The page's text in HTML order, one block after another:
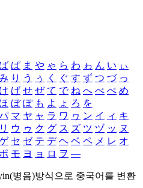
ば ぱ ま や ゃ ら わ ゎ ん い ぃ
り う ぅ く ぐ す ず つ づ っ
け げ せ ぜ て で ね へ べ ぺ め
ほ ぼ ぽ も よ ょ ろ を
マ ヤ ャ ラ ワ ヮ ン イ ィ キ
リ ウ ゥ ク グ ス ズ ツ ヅ ッ ヌ
セ ゼ テ デ ヘ ベ ペ メ レ オ
モ ヨ ョ ロ ヲ ―
병음)방식으로 중국어를 변환